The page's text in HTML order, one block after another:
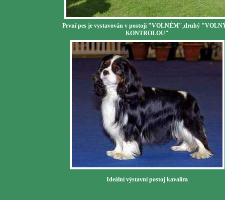
První pes je vystavován v postoji "VOLNÉM",druhý
KONTROLOU"
Ideální výstavní postoj kavalíra